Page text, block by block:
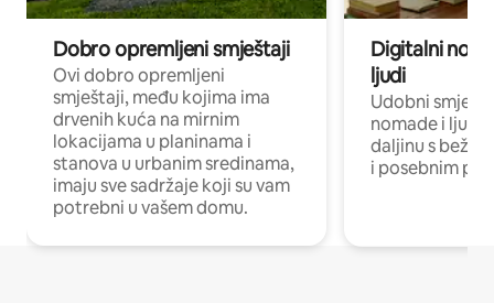
Dobro opremljeni smještaji
Ovi dobro opremljeni
smještaji, među kojima ima
drvenih kuća na mirnim
lokacijama u planinama i
stanova u urbanim sredinama,
imaju sve sadržaje koji su vam
potrebni u vašem domu.
Digitalni
ljudi
Udobni
nomade i ljude
daljinu s
i posebnim